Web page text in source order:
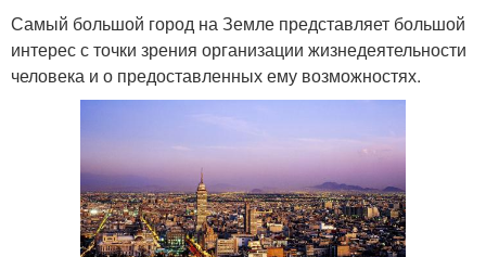
Самый большой город на Земле представляет большой
интерес с точки зрения организации жизнедеятельности
человека и о предоставленных ему возможностях.